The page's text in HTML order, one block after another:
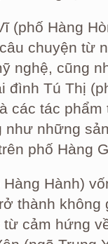
(phố Hàng
chuyện từ
nghệ, cũng
đình Tú Thị
các tác
như những
phố Hàng
Hành)
thành
cảm hứng